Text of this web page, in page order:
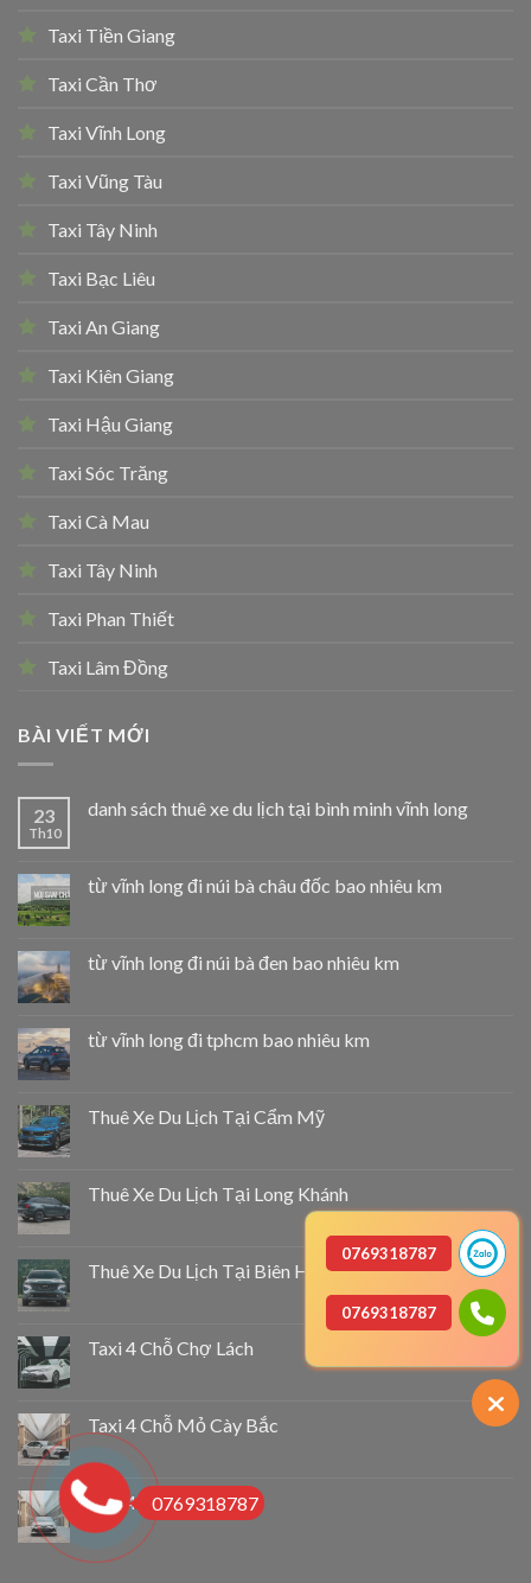
Taxi Tiền Giang
Taxi Cần Thơ
Taxi Vĩnh Long
Taxi Vũng Tàu
Taxi Tây Ninh
Taxi Bạc Liêu
Taxi An Giang
Taxi Kiên Giang
Taxi Hậu Giang
Taxi Sóc Trăng
Taxi Cà Mau
Taxi Tây Ninh
Taxi Phan Thiết
Taxi Lâm Đồng
BÀI VIẾT MỚI
23
Th10
danh sách thuê xe du lịch tại bình minh vĩnh long
từ vĩnh long đi núi bà châu đốc bao nhiêu km
từ vĩnh long đi núi bà đen bao nhiêu km
từ vĩnh long đi tphcm bao nhiêu km
Thuê Xe Du Lịch Tại Cẩm Mỹ
Thuê Xe Du Lịch Tại Long Khánh
Thuê Xe Du Lịch Tại Biên Hòa
Taxi 4 Chỗ Chợ Lách
Taxi 4 Chỗ Mỏ Cày Bắc
Taxi 4 Chỗ Thạnh Phú
0769318787
0769318787
0769318787